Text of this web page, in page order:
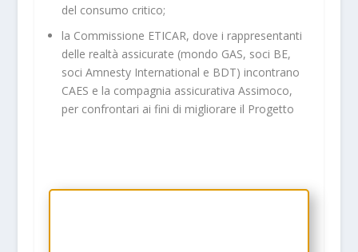
del consumo critico;
la Commissione ETICAR, dove i rappresentanti
delle realtà assicurate (mondo GAS, soci BE,
soci Amnesty International e BDT) incontrano
CAES e la compagnia assicurativa Assimoco,
per confrontari ai fini di migliorare il Progetto